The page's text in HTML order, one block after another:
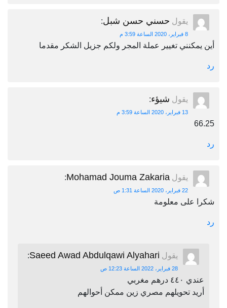
يقول حسني حسن شبل:
8 فبراير، 2020 الساعة 3:59 م
أين يمكنني تغيير عملة المجر ولكم جزيل الشكر مقدما
رد
يقول شيؤء:
13 فبراير، 2020 الساعة 3:59 م
66.25
رد
يقول Mohamad Jouma Zakaria
:
22 فبراير، 2020 الساعة 1:31 ص
شكرا على معلومة
رد
يقول Saeed Awad Abdulqawi Alyahari
:
28 فبراير، 2022 الساعة 12:23 ص
عندي ٤٤٠ درهم مغربي
أريد تحويلهم مصري زين ممكن أحوالهم